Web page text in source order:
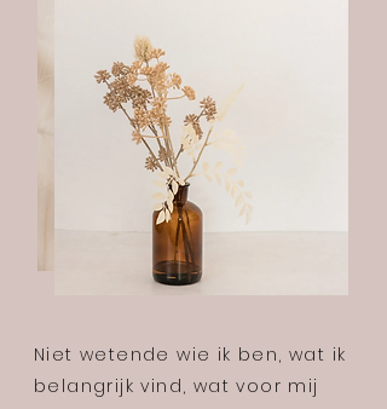
Niet wetende wie ik ben, wat ik
belangrijk vind, wat voor mij